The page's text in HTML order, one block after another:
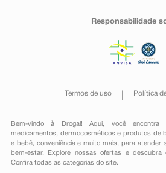
Responsabilidade
Termos de uso Política
Bem-vindo à Drogal! Aqui, você encontra
medicamentos , dermocosméticos e produtos de
e bebê, conveniênciae muito mais, para atender
bem-estar. Explore nossas ofertas e
Confira todas as categorias do site.